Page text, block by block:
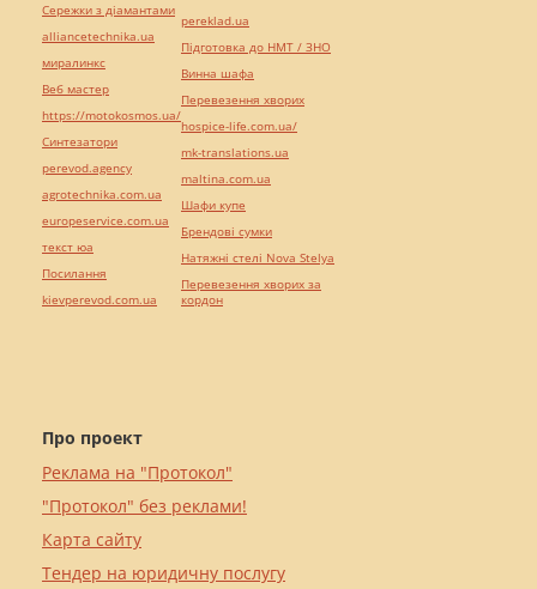
Про проект
Реклама на "Протокол"
"Протокол" без реклами!
Карта сайту
Тендер на юридичну послугу
Сережки з діамантами
alliancetechnika.ua
миралинкс
Веб мастер
https://motokosmos.ua/
Синтезатори
perevod.agency
agrotechnika.com.ua
europeservice.com.ua
текст юа
Посилання
kievperevod.com.ua
pereklad.ua
Підготовка до НМТ / ЗНО
Винна шафа
Перевезення хворих
hospice-life.com.ua/
mk-translations.ua
maltina.com.ua
Шафи купе
Брендові сумки
Натяжні стелі Nova Stelya
Перевезення хворих за
кордон